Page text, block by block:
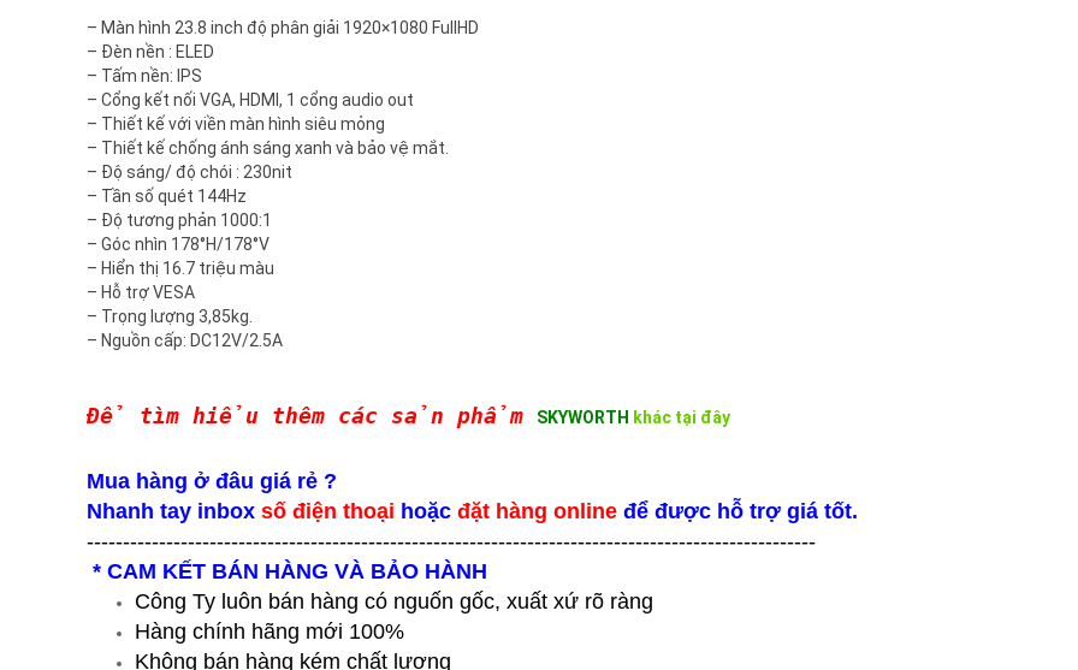
– Màn hình 23.8 inch độ phân giải 1920×1080 FullHD
– Đèn nền : ELED
– Tấm nền: IPS
– Cổng kết nối VGA, HDMI, 1 cổng audio out
– Thiết kế với viền màn hình siêu mỏng
– Thiết kế chống ánh sáng xanh và bảo vệ mắt.
– Độ sáng/ độ chói : 230nit
– Tần số quét 144Hz
– Độ tương phản 1000:1
– Góc nhìn 178°H/178°V
– Hiển thị 16.7 triệu màu
– Hỗ trợ VESA
– Trọng lượng 3,85kg.
– Nguồn cấp: DC12V/2.5A
Để tìm hiểu thêm các sản phẩm SKYWORTH khác tại đây
Mua hàng ở đâu giá rẻ ?
Nhanh tay inbox số điện thoại hoặc đặt hàng online để được hỗ trợ giá tốt.
-----------------------------------------------------------------------------------------------------
* CAM KẾT BÁN HÀNG VÀ BẢO HÀNH
Công Ty luôn bán hàng có nguốn gốc, xuất xứ rõ ràng
Hàng chính hãng mới 100%
Không bán hàng kém chất lượng